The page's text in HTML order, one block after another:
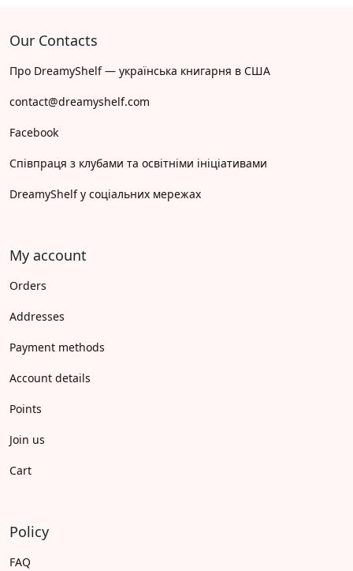
Our Contacts
Про DreamyShelf — українська книгарня в США
contact@dreamyshelf.com
Facebook
Співпраця з клубами та освітніми ініціативами
DreamyShelf у соціальних мережах
My account
Orders
Addresses
Payment methods
Account details
Points
Join us
Cart
Policy
FAQ